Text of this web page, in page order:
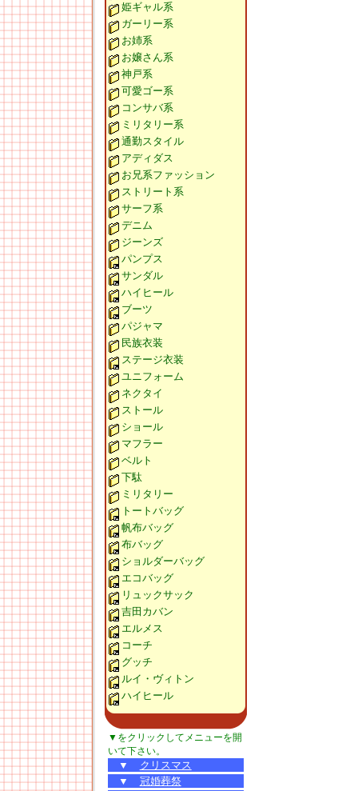
姫ギャル系
ガーリー系
お姉系
お嬢さん系
神戸系
可愛ゴー系
コンサバ系
ミリタリー系
通勤スタイル
アディダス
お兄系ファッション
ストリート系
サーフ系
デニム
ジーンズ
パンプス
サンダル
ハイヒール
ブーツ
パジャマ
民族衣装
ステージ衣装
ユニフォーム
ネクタイ
ストール
ショール
マフラー
ベルト
下駄
ミリタリー
トートバッグ
帆布バッグ
布バッグ
ショルダーバッグ
エコバッグ
リュックサック
吉田カバン
エルメス
コーチ
グッチ
ルイ・ヴィトン
ハイヒール
▼をクリックしてメニューを開
いて下さい。
▼
クリスマス
▼
冠婚葬祭